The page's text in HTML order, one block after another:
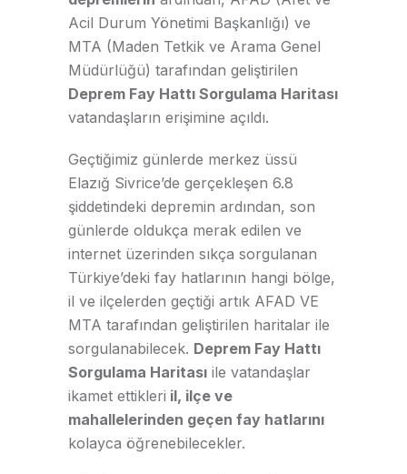
Acil Durum Yönetimi Başkanlığı) ve
MTA (Maden Tetkik ve Arama Genel
Müdürlüğü) tarafından geliştirilen
Deprem Fay Hattı Sorgulama Haritası
vatandaşların erişimine açıldı.
Geçtiğimiz günlerde merkez üssü
Elazığ Sivrice’de gerçekleşen 6.8
şiddetindeki depremin ardından, son
günlerde oldukça merak edilen ve
internet üzerinden sıkça sorgulanan
Türkiye’deki fay hatlarının hangi bölge,
il ve ilçelerden geçtiği artık AFAD VE
MTA tarafından geliştirilen haritalar ile
sorgulanabilecek. Deprem Fay Hattı
Sorgulama Haritası ile vatandaşlar
ikamet ettikleri il, ilçe ve
mahallelerinden geçen fay hatlarını
kolayca öğrenebilecekler.